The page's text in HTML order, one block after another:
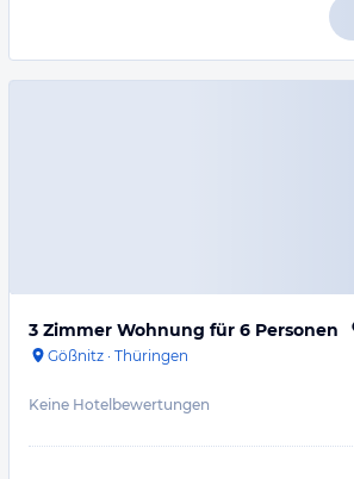
3 Zimmer Wohnung für 6 Personen
Gößnitz · Thüringen
Keine Hotelbewertungen